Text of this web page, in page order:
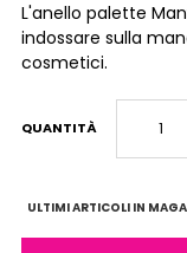
L'anello palette
indossare sulla
cosmetici.
QUANTITÀ
ULTIMI ARTICOLI IN